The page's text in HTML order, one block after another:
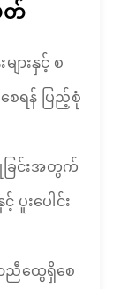
တ်
ားနှင့် စ
ေရန် ပြည့်စုံ
ြင်းအတွက်
ပူးပေါင်း
ညီထွေရှိစေ